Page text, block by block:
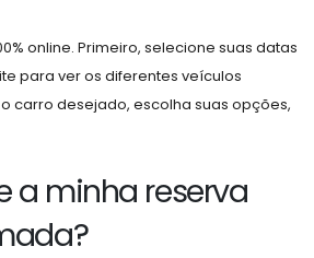
online. Primeiro, selecione suas datas
para ver os diferentes veículos
carro desejado, escolha suas opções,
a minha reserva